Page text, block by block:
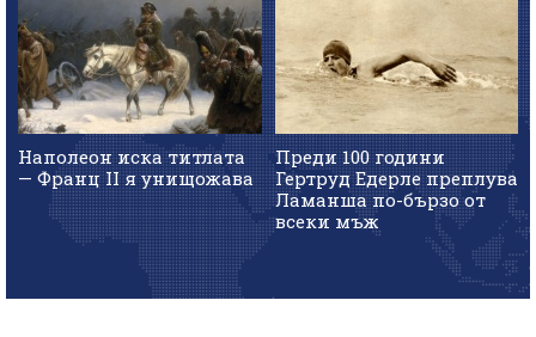
Наполеон иска титлата
— Франц II я унищожава
Преди 100 години
Гертруд Едерле преплува
Ламанша по-бързо от
всеки мъж